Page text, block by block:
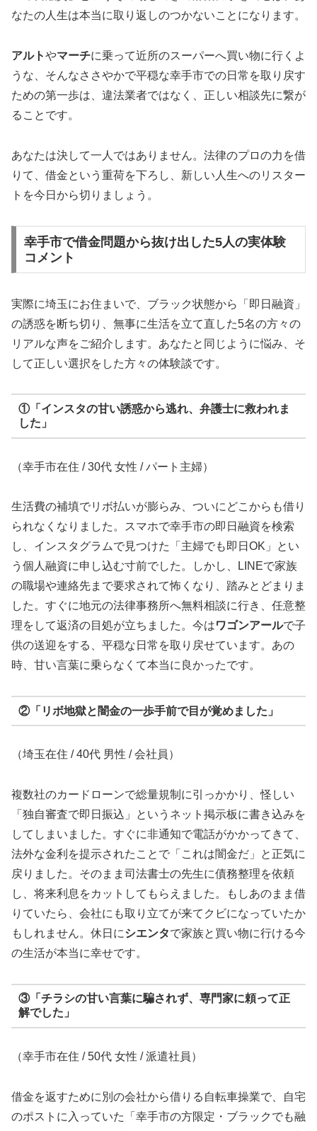
なたの人生は本当に取り返しのつかないことになります。
アルトやマーチに乗って近所のスーパーへ買い物に行くよ
うな、そんなささやかで平穏な幸手市での日常を取り戻す
ための第一歩は、違法業者ではなく、正しい相談先に繋が
ることです。
あなたは決して一人ではありません。法律のプロの力を借
りて、借金という重荷を下ろし、新しい人生へのリスター
トを今日から切りましょう。
幸手市で借金問題から抜け出した5人の実体験
コメント
実際に埼玉にお住まいで、ブラック状態から「即日融資」
の誘惑を断ち切り、無事に生活を立て直した5名の方々の
リアルな声をご紹介します。あなたと同じように悩み、そ
して正しい選択をした方々の体験談です。
①「インスタの甘い誘惑から逃れ、弁護士に救われま
した」
（幸手市在住 / 30代 女性 / パート主婦）
生活費の補填でリボ払いが膨らみ、ついにどこからも借り
られなくなりました。スマホで幸手市の即日融資を検索
し、インスタグラムで見つけた「主婦でも即日OK」とい
う個人融資に申し込む寸前でした。しかし、LINEで家族
の職場や連絡先まで要求されて怖くなり、踏みとどまりま
した。すぐに地元の法律事務所へ無料相談に行き、任意整
理をして返済の目処が立ちました。今はワゴンアールで子
供の送迎をする、平穏な日常を取り戻せています。あの
時、甘い言葉に乗らなくて本当に良かったです。
②「リボ地獄と闇金の一歩手前で目が覚めました」
（埼玉在住 / 40代 男性 / 会社員）
複数社のカードローンで総量規制に引っかかり、怪しい
「独自審査で即日振込」というネット掲示板に書き込みを
してしまいました。すぐに非通知で電話がかかってきて、
法外な金利を提示されたことで「これは闇金だ」と正気に
戻りました。そのまま司法書士の先生に債務整理を依頼
し、将来利息をカットしてもらえました。もしあのまま借
りていたら、会社にも取り立てが来てクビになっていたか
もしれません。休日にシエンタで家族と買い物に行ける今
の生活が本当に幸せです。
③「チラシの甘い言葉に騙されず、専門家に頼って正
解でした」
（幸手市在住 / 50代 女性 / 派遣社員）
借金を返すために別の会社から借りる自転車操業で、自宅
のポストに入っていた「幸手市の方限定・ブラックでも融